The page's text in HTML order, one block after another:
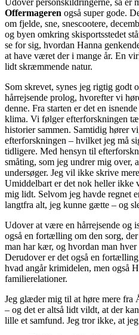
Offermageren også super gode.
om fjelde, sne, snescootere,
og byen omkring skisportsstedet
se for sig, hvordan Hanna
at have været der i mange år. En
lidt skræmmende natur.
Som skrevet, synes jeg rigtig godt
hårrejsende prolog, hvorefter vi
denne. Fra starten er det en
klima. Vi følger efterforskningen
historier sammen. Samtidig hører
efterforskningen – hvilket jeg må
tidligere. Med hensyn til
småting, som jeg undrer mig over,
undersøger. Jeg vil ikke skrive
Umiddelbart er det nok heller ikke
mig lidt. Selvom jeg havde regnet
langtfra alt, jeg kunne gætte – og
Udover at være en hårrejsende og
også en fortælling om den sorg,
man har kær, og hvordan man hver
Derudover er det også en
hvad angår krimidelen, men også
familierelationer.
Jeg glæder mig til at høre mere fra
– og det er altså lidt vildt, at der
lille et samfund. Jeg tror ikke, at